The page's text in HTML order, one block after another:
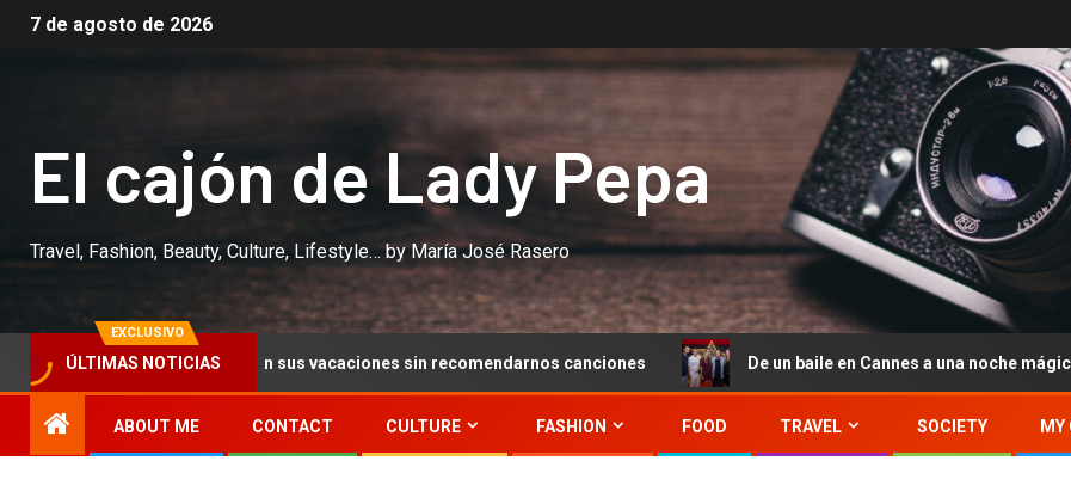
7 de agosto de 2026
El cajón de Lady Pepa
Travel, Fashion, Beauty, Culture, Lifestyle… by María José Rasero
EXCLUSIVO
ÚLTIMAS NOTICIAS
por fin, inician sus vacaciones sin recomendarnos canciones De un baile en Cannes a una noche mágica en Starlite
ABOUT ME CONTACT CULTURE FASHION FOOD TRAVEL SOCIETY MY